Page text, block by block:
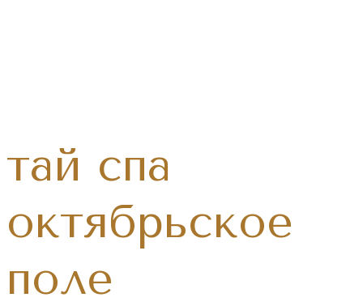
тай спа
октябрьское
поле